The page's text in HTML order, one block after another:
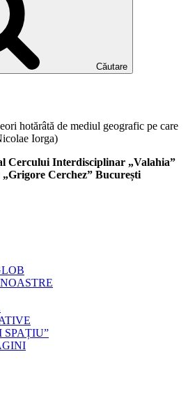
Căutare
hotărâtă de mediul geografic pe care
Iorga)
Cercului Interdisciplinar „Valahia”
Cerchez” București
SPAȚIU”